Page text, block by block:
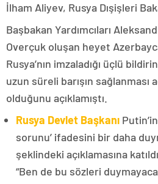
İlham Aliyev, Rusya Dışişleri
Başbakan Yardımcıları
Overçuk oluşan heyet
Rusya’nın imzaladığı üçlü
uzun süreli barışın sağlanması
olduğunu açıklamıştı.
Rusya Devlet Başkanı
sorunu’ ifadesini bir daha
şeklindeki açıklamasına
“Ben de bu sözleri